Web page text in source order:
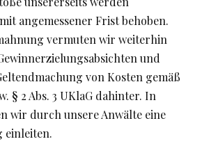
angemessener Frist behoben.
vermuten wir weiterhin
und
von Kosten gemäß
§ 2 Abs. 3 UKlaG dahinter. In
wir durch unsere Anwälte eine
einleiten.